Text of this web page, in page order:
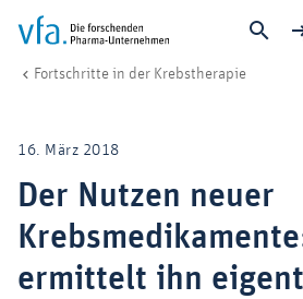
Forschung & Entwicklung
Gesundheit & Versorgung
Wirtschaft & Standort
Digitalisierung & KI
Verband & Mitglieder
Fortschritte in der Krebstherapie
16. März 2018
Der Nutzen neuer
ermittelt ihn